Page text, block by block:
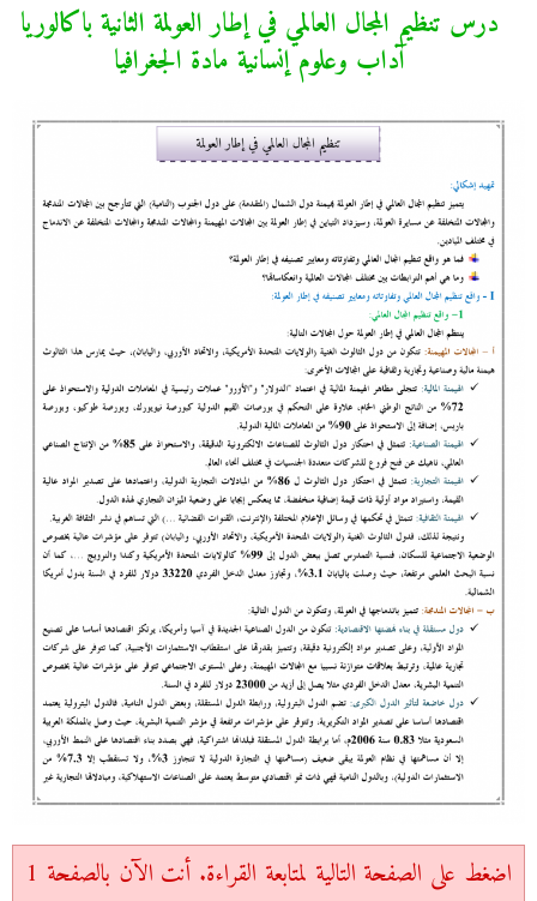
درس تنظيم المجال العالمي في إطار العولمة الثانية باكالوريا
آداب وعلوم إنسانية مادة الجغرافيا
اضغط على الصفحة التالية لمتابعة القراءة. أنت الآن بالصفحة 1